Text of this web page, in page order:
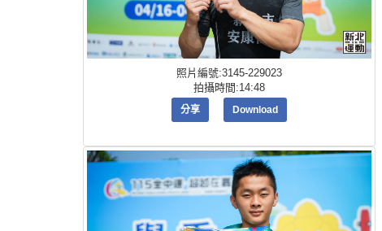
照片編號:3145-229023
拍攝時間:14:48
分享 Download